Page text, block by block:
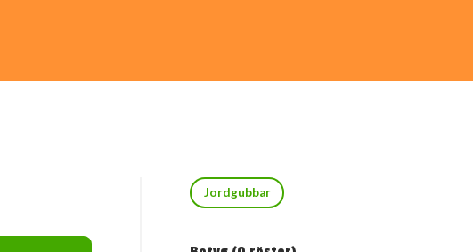
Jordgubbar